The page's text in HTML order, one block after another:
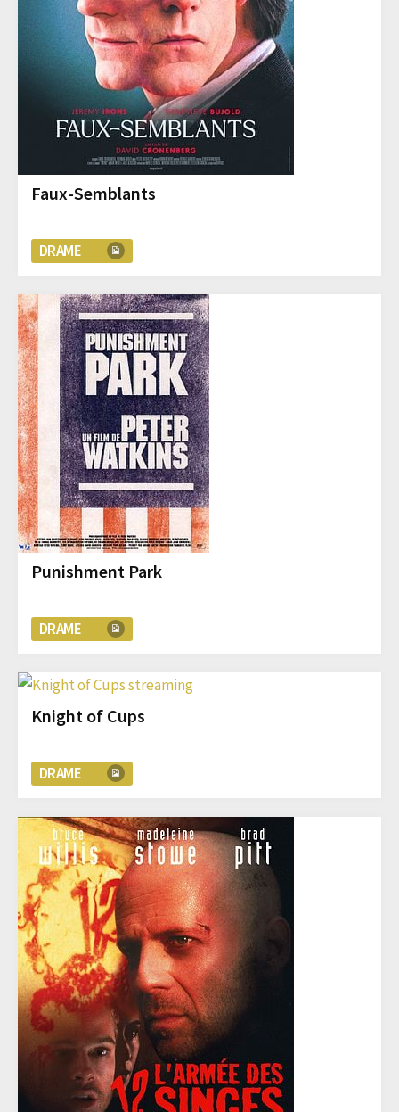
Faux-Semblants
DRAME
Punishment Park
DRAME
Knight of Cups
DRAME